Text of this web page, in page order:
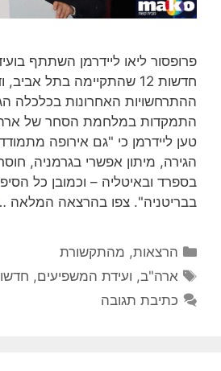
פרופסור ליאו ליידרמן השתתף
חדשות 12 שהתקיימה בתל
ההתרחשויות האחרונות בכלכלה
התמקדות במלחמת הסחר של
טען ליידרמן כי "גם אירופה
הגירה, מיתון אפשרי בגרמניה,
בספרד ובאיטליה – וכמובן כל
בבריטניה". צפו בהרצאה המלאה
הרצאות, מהתקשורת
ארה"ב, ועידת המשפיעים, חדשות
כתיבת תגובה